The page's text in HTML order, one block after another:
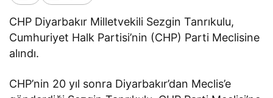
CHP Diyarbakır Milletvekili Sezgin Tanrıkulu,
Cumhuriyet Halk Partisi’nin (CHP) Parti Meclisine
alındı.
CHP’nin 20 yıl sonra Diyarbakır’dan Meclis’e